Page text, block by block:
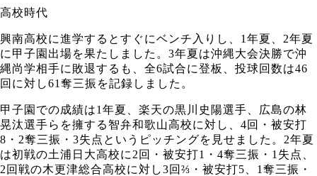
高校時代
興南高校に進学するとすぐにベンチ入りし、1年夏、2年夏
に甲子園出場を果たしました。3年夏は沖縄大会決勝で沖
縄尚学相手に敗退するも、全6試合に登板、投球回数は46
回に対し61奪三振を記録しました。
甲子園での成績は1年夏、楽天の黒川史陽選手、広島の林
晃汰選手らを擁する智弁和歌山高校に対し、4回・被安打
8・2奪三振・3失点というピッチングを見せました。2年夏
は初戦の土浦日大高校に2回・被安打1・4奪三振・1失点、
2回戦の木更津総合高校に対し3回⅔・被安打5、1奪三振・